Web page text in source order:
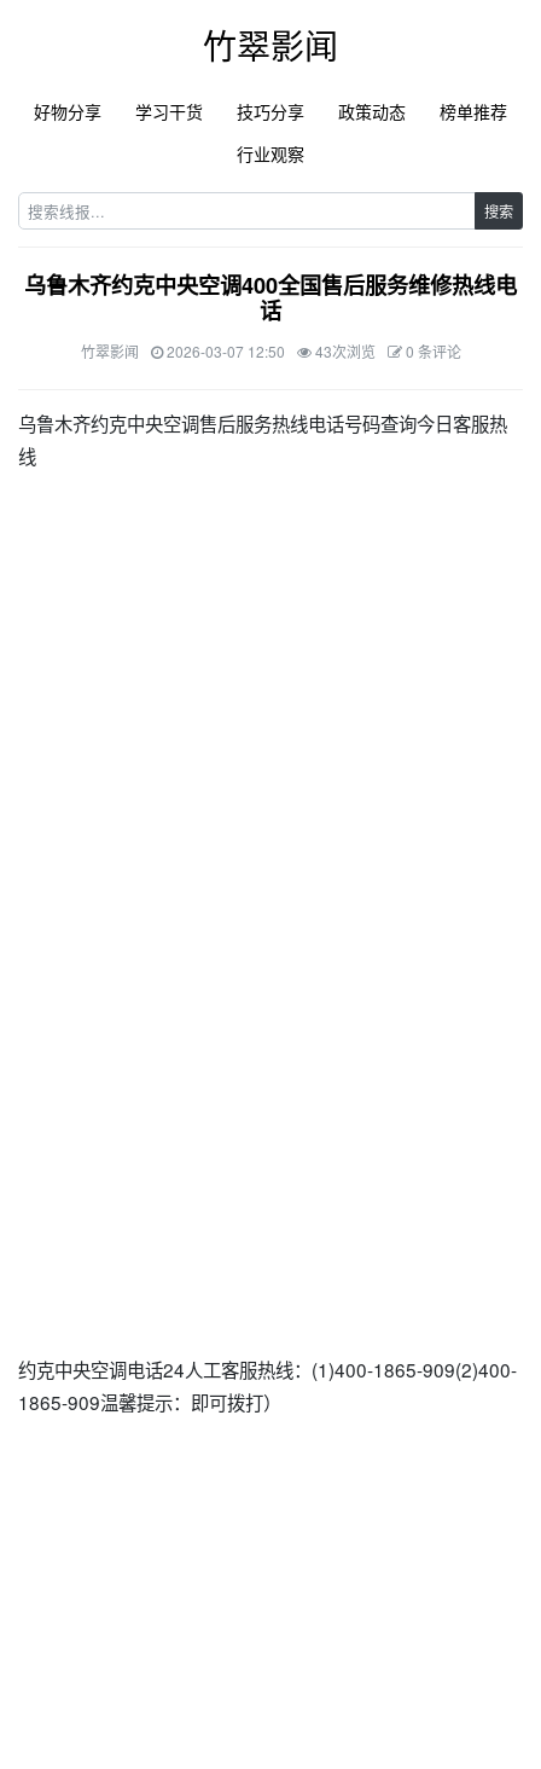
竹翠影闻
好物分享 学习干货 技巧分享 政策动态
榜单推荐
行业观察
搜索
乌鲁木齐约克中央空调400全国售后服务维修热线电
话
竹翠影闻 2026-03-07 12:50 43次浏览 0 条评论
乌鲁木齐约克中央空调售后服务热线电话号码查询今日客服热
线
约克中央空调电话24人工客服热线：(1)400-1865-909(2)400-
1865-909温馨提示：即可拨打）